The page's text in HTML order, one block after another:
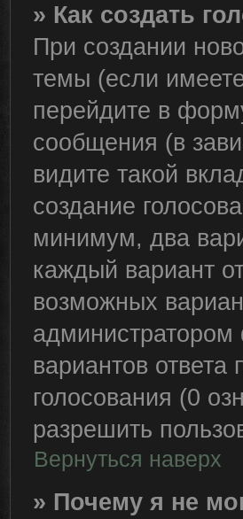
» Как создать
При создании
темы (если
перейдите в
сообщения (в
видите такой
создание
минимум, два
каждый вариант
возможных
вариантов
голосования (0
разрешить
Вернуться наверх
» Почему я не